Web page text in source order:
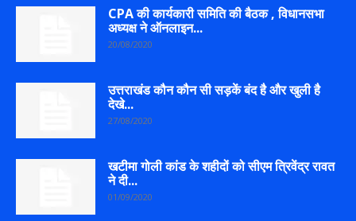
CPA की कार्यकारी समिति की बैठक , विधानसभा
अध्यक्ष ने ऑनलाइन...
20/08/2020
उत्तराखंड कौन कौन सी सड़कें बंद है और खुली है
देखे...
27/08/2020
खटीमा गोली कांड के शहीदों को सीएम त्रिवेंद्र रावत
ने दी...
01/09/2020